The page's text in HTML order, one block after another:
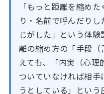
「もっと距離を縮め
り・名前で呼んだり
じがした」という体
離の縮め方の「手段
えても、「内実（心
ついていなければ相
うとしている」とい